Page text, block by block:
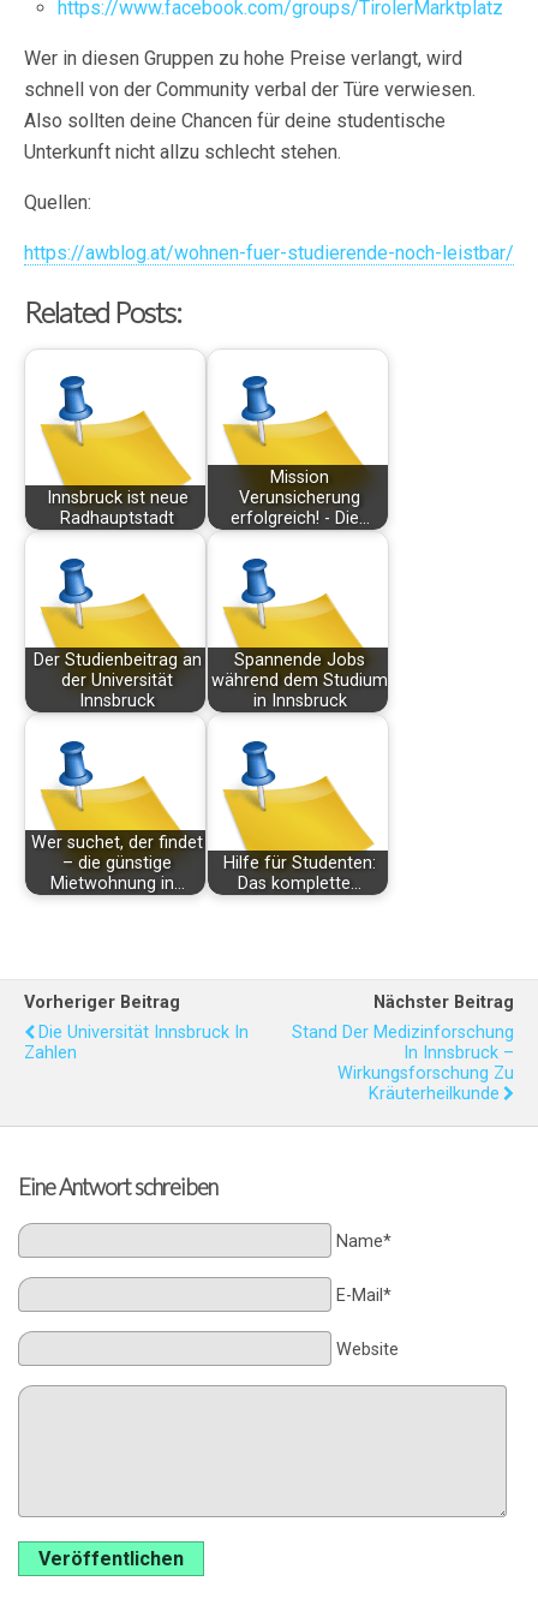
https://www.facebook.com/groups/TirolerMarktplatz
Wer in diesen Gruppen zu hohe Preise verlangt, wird
schnell von der Community verbal der Türe verwiesen.
Also sollten deine Chancen für deine studentische
Unterkunft nicht allzu schlecht stehen.
Quellen:
https://awblog.at/wohnen-fuer-studierende-noch-leistbar/
Related Posts:
Innsbruck ist neue
Radhauptstadt
Mission
Verunsicherung
erfolgreich! - Die…
Der Studienbeitrag an
der Universität
Innsbruck
Spannende Jobs
während dem Studium
in Innsbruck
Wer suchet, der findet
– die günstige
Mietwohnung in…
Hilfe für Studenten:
Das komplette…
Vorheriger Beitrag
Die Universität Innsbruck In
Zahlen
Nächster Beitrag
Stand Der Medizinforschung
In Innsbruck –
Wirkungsforschung Zu
Kräuterheilkunde
Eine Antwort schreiben
Name*
E-Mail*
Website
Veröffentlichen